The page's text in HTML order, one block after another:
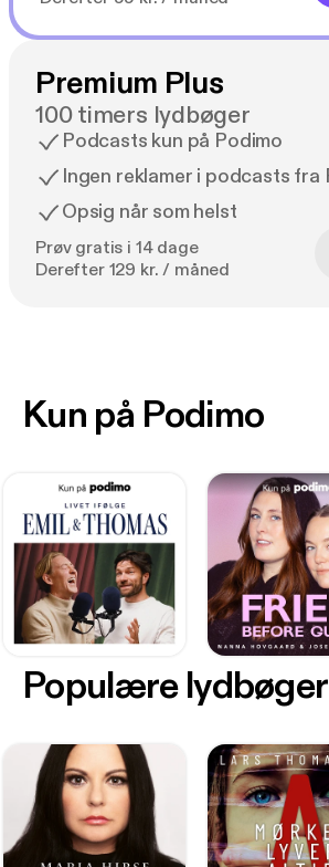
Premium Plus
100 timers lydbøger
Podcasts kun på Podimo
Ingen reklamer i podcasts fra
Opsig når som helst
Prøv gratis i 14 dage
Derefter 129 kr. / måned
Kun på Podimo
Populære lydbøger